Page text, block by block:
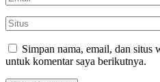
Simpan nama, email, dan situs
untuk komentar saya berikutnya.